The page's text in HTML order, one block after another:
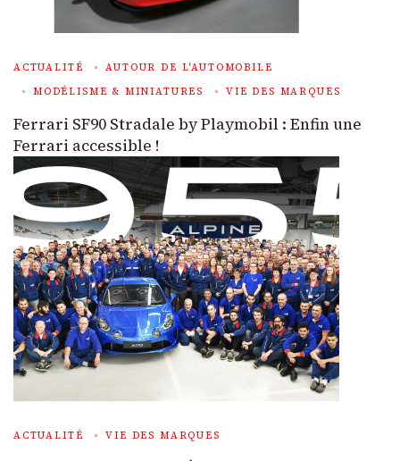
ACTUALITÉ
AUTOUR DE L'AUTOMOBILE
MODÉLISME & MINIATURES
VIE DES MARQUES
Ferrari SF90 Stradale by Playmobil : Enfin une
Ferrari accessible !
ACTUALITÉ VIE DES MARQUES